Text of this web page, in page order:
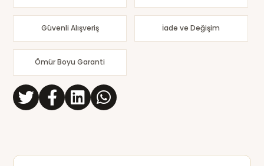
Güvenli Alışveriş İade ve Değişim
Ömür Boyu Garanti